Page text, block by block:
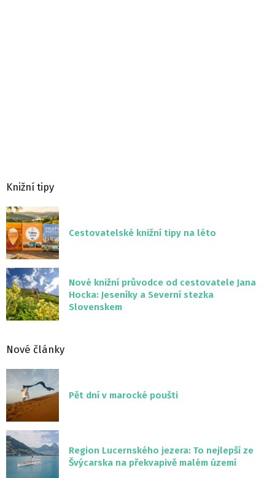
Knižní tipy
Cestovatelské knižní tipy na léto
Nové knižní průvodce od cestovatele Jana
Hocka: Jeseníky a Severní stezka
Slovenskem
Nové články
Pět dní v marocké poušti
Region Lucernského jezera: To nejlepší ze
Švýcarska na překvapivě malém území